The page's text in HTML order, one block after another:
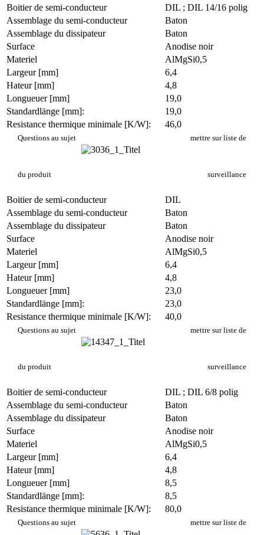
Boitier de semi-conducteur
DIL ; DIL 14/16 polig
Assemblage du semi-conducteur
Baton
Assemblage du dissipateur
Baton
Surface
Anodise noir
Materiel
AlMgSi0,5
Largeur [mm]
6,4
Hateur [mm]
4,8
Longueuer [mm]
19,0
Standardlänge [mm]:
19,0
Resistance thermique minimale [K/W]:
46,0
Questions au sujet
du produit
mettre sur liste de
surveillance
Boitier de semi-conducteur
DIL
Assemblage du semi-conducteur
Baton
Assemblage du dissipateur
Baton
Surface
Anodise noir
Materiel
AlMgSi0,5
Largeur [mm]
6,4
Hateur [mm]
4,8
Longueuer [mm]
23,0
Standardlänge [mm]:
23,0
Resistance thermique minimale [K/W]:
40,0
Questions au sujet
du produit
mettre sur liste de
surveillance
Boitier de semi-conducteur
DIL ; DIL 6/8 polig
Assemblage du semi-conducteur
Baton
Assemblage du dissipateur
Baton
Surface
Anodise noir
Materiel
AlMgSi0,5
Largeur [mm]
6,4
Hateur [mm]
4,8
Longueuer [mm]
8,5
Standardlänge [mm]:
8,5
Resistance thermique minimale [K/W]:
80,0
Questions au sujet mettre sur liste de